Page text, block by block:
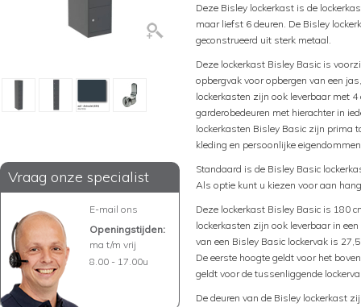
Vraag onze specialist
E-mail ons
Openingstijden:
ma t/m vrij
8.00 - 17.00u
Deze Bisley lockerkast is de
maar liefst 6 deuren. De Bisley
geconstrueerd uit sterk metaal.
Deze lockerkast Bisley Basic is
opbergvak voor opbergen van een
lockerkasten zijn ook leverbaar met
garderobedeuren met hierachter in
lockerkasten Bisley Basic zijn prima
kleding en persoonlijke
Standaard is de Bisley Basic
Als optie kunt u kiezen voor aan
Deze lockerkast Bisley Basic is 180
lockerkasten zijn ook leverbaar in
van een Bisley Basic lockervak is
De eerste hoogte geldt voor het
geldt voor de tussenliggende
De deuren van de Bisley lockerkast